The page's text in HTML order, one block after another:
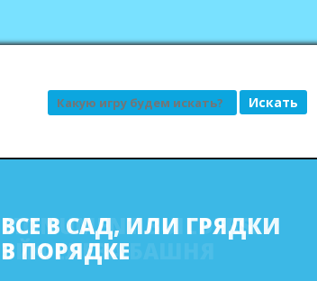
Поиск
ВСЕ В САД, ИЛИ ГРЯДКИ
В ПОРЯДКЕ